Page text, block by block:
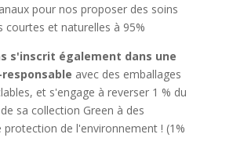
pour nos proposer des soins
courtes et naturelles à 95%
s'inscrit également dans une
avec des emballages
et s'engage à reverser 1 % du
sa collection Green à des
protection de l'environnement ! (1%